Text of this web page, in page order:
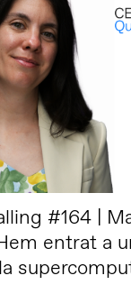
#164 |
entrat a